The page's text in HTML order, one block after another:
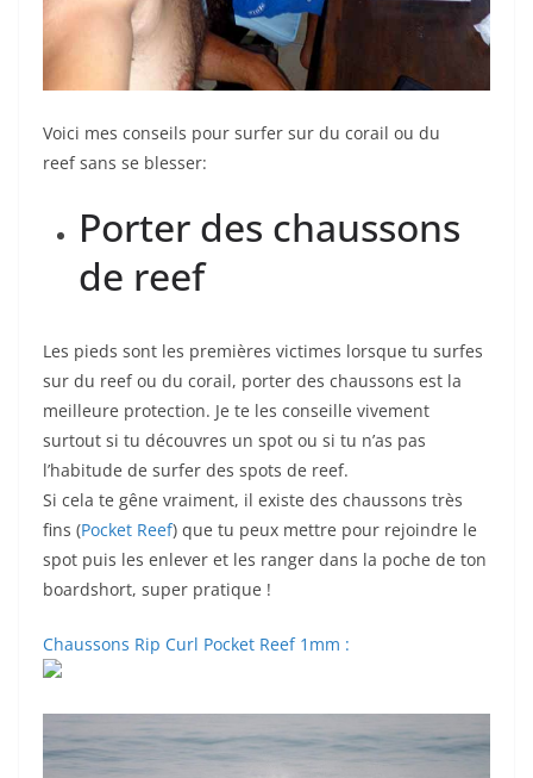
Voici mes conseils pour surfer sur du corail ou du
reef sans se blesser:
Porter des chaussons
de reef
Les pieds sont les premières victimes lorsque tu surfes
sur du reef ou du corail, porter des chaussons est la
meilleure protection. Je te les conseille vivement
surtout si tu découvres un spot ou si tu n’as pas
l’habitude de surfer des spots de reef.
Si cela te gêne vraiment, il existe des chaussons très
fins (Pocket Reef) que tu peux mettre pour rejoindre le
spot puis les enlever et les ranger dans la poche de ton
boardshort, super pratique !
Chaussons Rip Curl Pocket Reef 1mm :